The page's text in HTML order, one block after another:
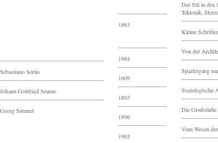
Sebastiano Serlio
Johann Gottfried Seume
Georg Simmel
1863
1884
1609
1803
1896
1903
Der Stil in den
Tektonik,
Kleine
Von der
Spaziergang
Soziologische
Die Großstädte
Vom Wesen